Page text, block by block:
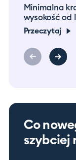
Minimalna
wysokość od
Przeczytaj
Co
szybciej